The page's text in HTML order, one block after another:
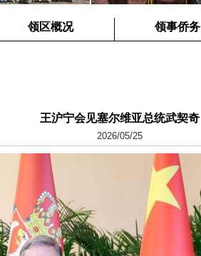
领区概况 领事侨务
王沪宁会见塞尔维亚总统武契奇
2026/05/25